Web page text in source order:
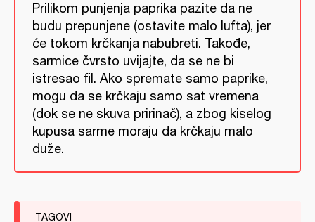
Prilikom punjenja paprika pazite da ne
budu prepunjene (ostavite malo lufta), jer
će tokom krčkanja nabubreti. Takođe,
sarmice čvrsto uvijajte, da se ne bi
istresao fil. Ako spremate samo paprike,
mogu da se krčkaju samo sat vremena
(dok se ne skuva pririnač), a zbog kiselog
kupusa sarme moraju da krčkaju malo
duže.
TAGOVI